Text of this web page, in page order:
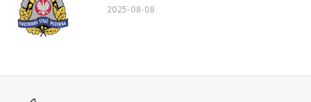
przyjęcie do służby w KW PSP Lublin
2025-08-08